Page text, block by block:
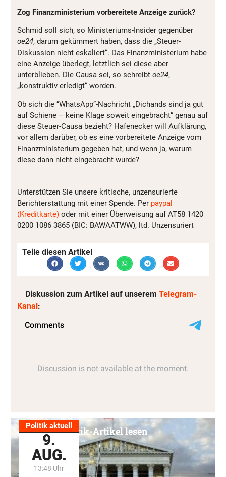
Zog Finanzministerium vorbereitete Anzeige zurück?
Schmid soll sich, so Ministeriums-Insider gegenüber
oe24, darum gekümmert haben, dass die „Steuer-
Diskussion nicht eskaliert“. Das Finanzministerium habe
eine Anzeige überlegt, letztlich sei diese aber
unterblieben. Die Causa sei, so schreibt oe24,
„konstruktiv erledigt“ worden.
Ob sich die “WhatsApp”-Nachricht „Dichands sind ja gut
auf Schiene – keine Klage soweit eingebracht“ genau auf
diese Steuer-Causa bezieht? Hafenecker will Aufklärung,
vor allem darüber, ob es eine vorbereitete Anzeige vom
Finanzministerium gegeben hat, und wenn ja, warum
diese dann nicht eingebracht wurde?
Unterstützen Sie unsere kritische, unzensurierte
Berichterstattung mit einer Spende. Per paypal
(Kreditkarte) oder mit einer Überweisung auf AT58 1420
0200 1086 3865 (BIC: BAWAATWW), ltd. Unzensuriert
Teile diesen Artikel
Diskussion zum Artikel auf unserem Telegram-
Kanal:
Politik aktuell
9.
AUG.
13:48 Uhr
Alle Politik-Artikel lesen